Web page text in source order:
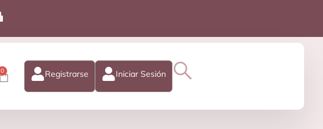
0 Registrarse Iniciar Sesión